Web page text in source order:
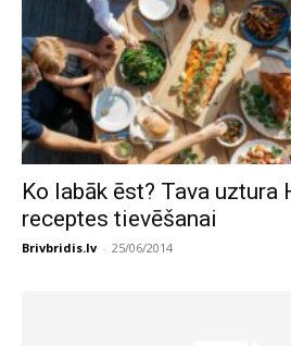
Ko labāk ēst? Tava uztura
receptes tievēšanai
Brivbridis.lv - 25/06/2014